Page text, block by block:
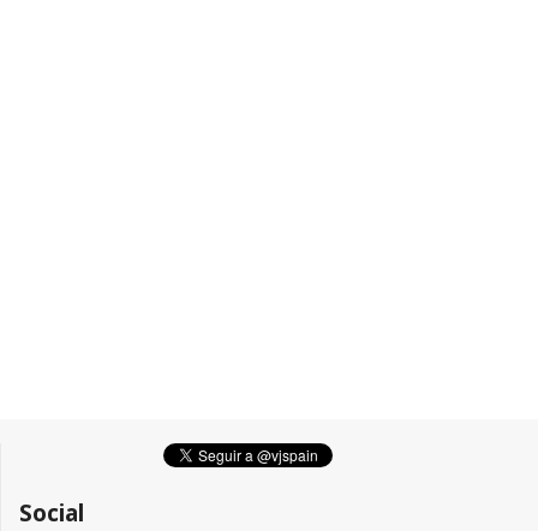
Social